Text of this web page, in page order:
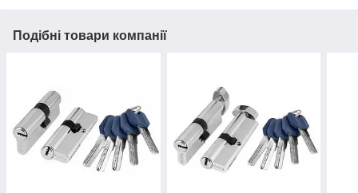
Подібні товари компанії